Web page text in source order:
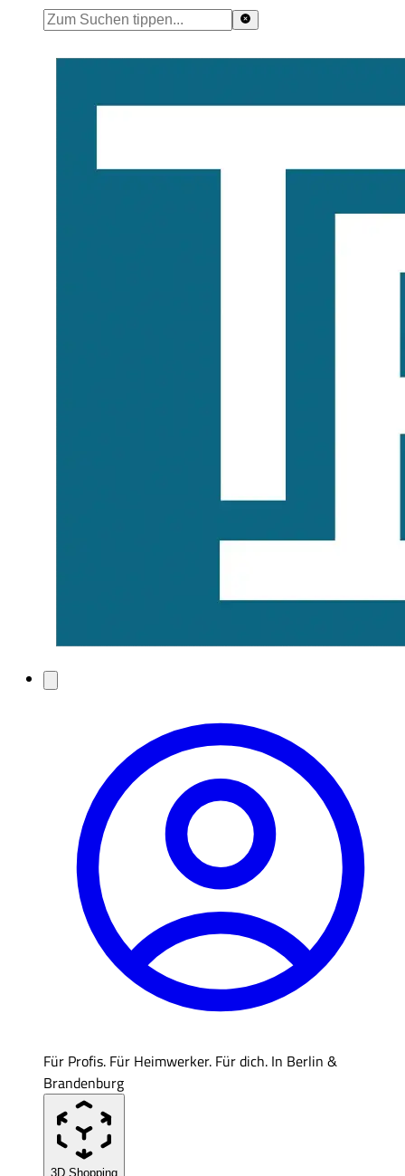
Für Profis. Für Heimwerker. Für dich. In Berlin &
Brandenburg
3D Shopping